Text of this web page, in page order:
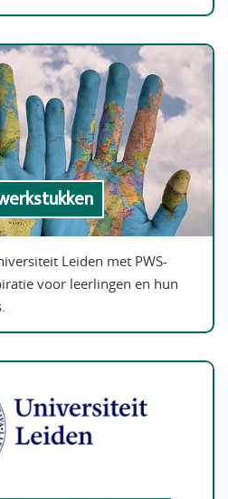
Leiden met PWS-
voor leerlingen en hun